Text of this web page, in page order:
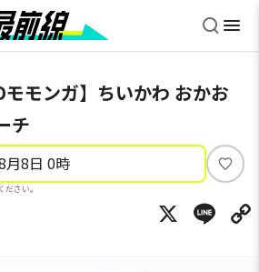
モモンガ】ちいかわ おかお
チ
月8日 0時
さい。
い
ね
X